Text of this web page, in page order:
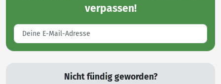
verpassen!
Nicht fündig geworden?